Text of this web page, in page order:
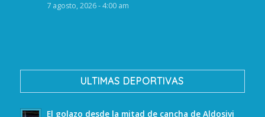
7 agosto, 2026 - 4:00 am
ULTIMAS DEPORTIVAS
El golazo desde la mitad de cancha de Aldosivi